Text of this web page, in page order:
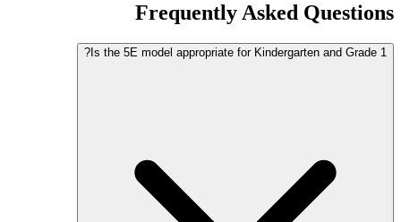
Frequently Asked Questions
Is the 5E model appropriate for Kindergarten and Grade 1?